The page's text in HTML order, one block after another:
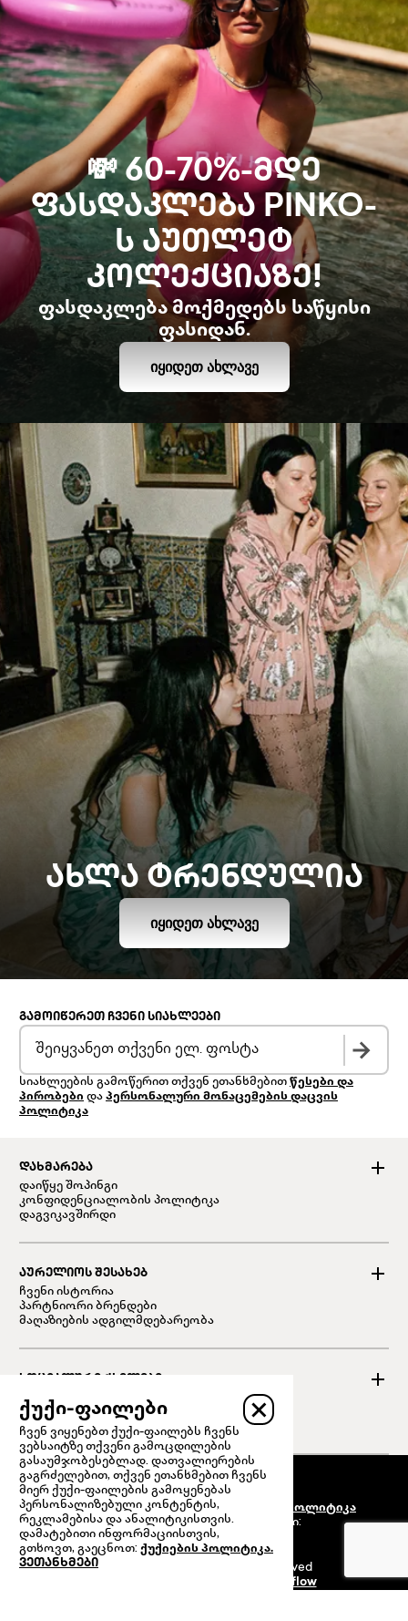
💸 60-70%-ᲛᲓᲔ
ᲤᲐᲡᲓᲐᲙᲚᲔᲑᲐ PINKO-
Ს ᲐᲣᲗᲚᲔᲢ
ᲙᲝᲚᲔᲥᲪᲘᲐᲖᲔ!
ფასდაკლება მოქმედებს საწყისი
ფასიდან.
ᲘᲧᲘᲓᲔᲗ ᲐᲮᲚᲐᲕᲔ
ᲐᲮᲚᲐ ᲢᲠᲔᲜᲓᲣᲚᲘᲐ
ᲘᲧᲘᲓᲔᲗ ᲐᲮᲚᲐᲕᲔ
ᲓᲐᲮᲛᲐᲠᲔᲑᲐ
დაიწყე შოპინგი
კონფიდენციალობის პოლიტიკა
დაგვიკავშირდი
ᲐᲣᲠᲔᲚᲘᲝᲡ ᲨᲔᲡᲐᲮᲔᲑ
ჩვენი ისტორია
პარტნიორი ბრენდები
მაღაზიების ადგილმდებარეობა
Facebook
Instagram
Linked in
ᲒᲐᲛᲝᲘᲬᲔᲠᲔᲗ ᲩᲕᲔᲜᲘ ᲡᲘᲐᲮᲚᲔᲔᲑᲘ
სიახლეების გამოწერით თქვენ ეთანხმებით წესები და
პირობები და პერსონალური მონაცემების დაცვის
პოლიტიკა
წესები და პირობები
პერსონალური მონაცემების დაცვის პოლიტიკა
100%-ით უსაფრთხო გადახდები:
© 2024 Prime Retail. All rights reserved
Powerflow
ქუქი-ფაილები
ჩვენ ვიყენებთ ქუქი-ფაილებს ჩვენს
ვებსაიტზე თქვენი გამოცდილების
გასაუმჯობესებლად. დათვალიერების
გაგრძელებით, თქვენ ეთანხმებით ჩვენს
მიერ ქუქი-ფაილების გამოყენებას
პერსონალიზებული კონტენტის,
რეკლამებისა და ანალიტიკისთვის.
დამატებითი ინფორმაციისთვის,
გთხოვთ, გაეცნოთ: ქუქიების პოლიტიკა.
ვეთანხმები